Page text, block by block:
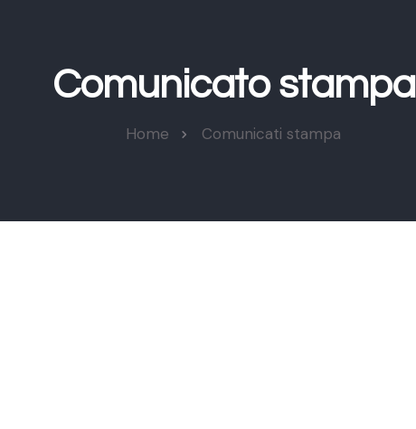
Comunicato stampa
Home Comunicati stampa